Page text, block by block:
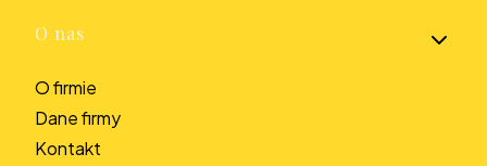
Linki w stopce
O nas
O firmie
Dane firmy
Kontakt